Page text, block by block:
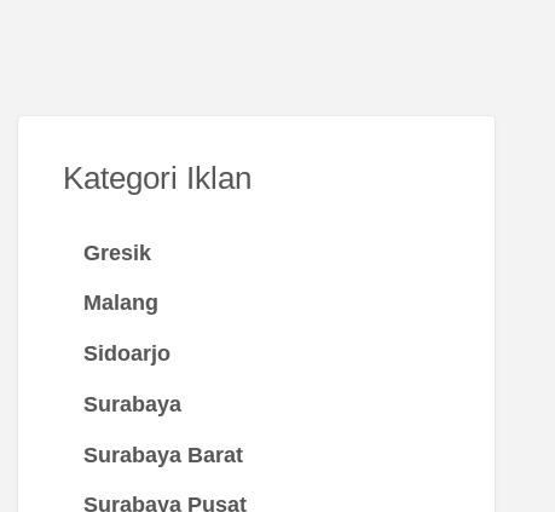
Kategori Iklan
Gresik
Malang
Sidoarjo
Surabaya
Surabaya Barat
Surabaya Pusat